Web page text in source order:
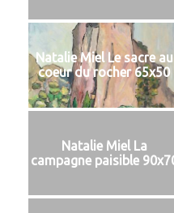
Natalie Miel Le sacre au
coeur du rocher 65x50
Natalie Miel La
campagne paisible